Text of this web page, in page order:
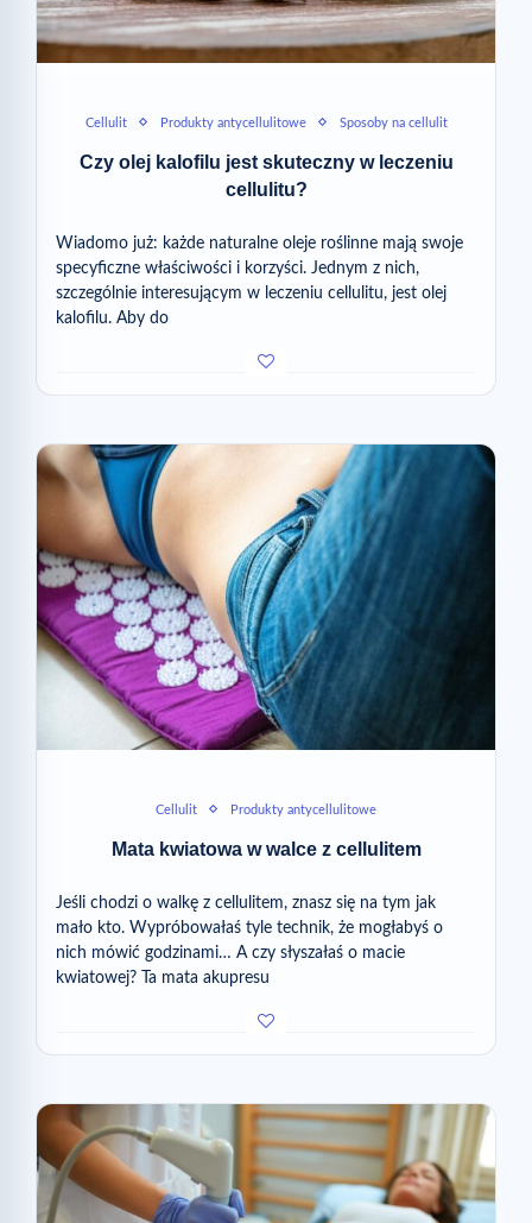
Cellulit Produkty antycellulitowe Sposoby na cellulit
Czy olej kalofilu jest skuteczny w leczeniu
cellulitu?
Wiadomo już: każde naturalne oleje roślinne mają swoje
specyficzne właściwości i korzyści. Jednym z nich,
szczególnie interesującym w leczeniu cellulitu, jest olej
kalofilu. Aby do
Cellulit Produkty antycellulitowe
Mata kwiatowa w walce z cellulitem
Jeśli chodzi o walkę z cellulitem, znasz się na tym jak
mało kto. Wypróbowałaś tyle technik, że mogłabyś o
nich mówić godzinami… A czy słyszałaś o macie
kwiatowej? Ta mata akupresu